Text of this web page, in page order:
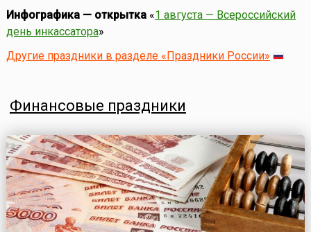
Инфографика — открытка«1 августа — Всероссийский
день инкассатора»
Другие праздники в разделе «Праздники России»
Финансовые праздники